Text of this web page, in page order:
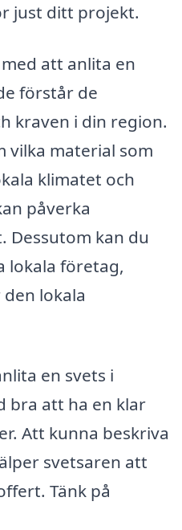
just ditt projekt.
att anlita en
förstår de
kraven i din region.
vilka material som
klimatet och
påverka
Dessutom kan du
lokala företag,
lokala
en svets i
bra att ha en klar
Att kunna beskriva
svetsaren att
Tänk på